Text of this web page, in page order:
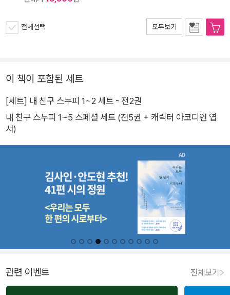
전체선택 모두보기
이 책이 포함된 세트
[세트] 내 친구 스누피 1~2 세트 - 전2권
내 친구 스누피 1~5 스페셜 세트 (전5권 + 캐릭터 아코디언 엽
서)
관련 이벤트 전체보기